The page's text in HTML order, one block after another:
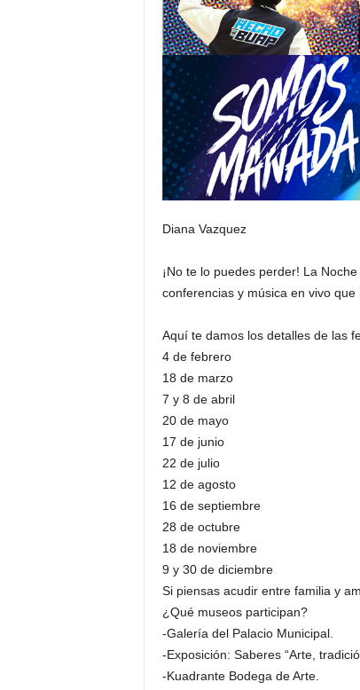
Diana Vazquez
¡No te lo puedes perder! La
conferencias y música en vivo
Aquí te damos los detalles de las
4 de febrero
18 de marzo
7 y 8 de abril
20 de mayo
17 de junio
22 de julio
12 de agosto
16 de septiembre
28 de octubre
18 de noviembre
9 y 30 de diciembre
Si piensas acudir entre familia y
¿Qué museos participan?
-Galería del Palacio Municipal.
-Exposición: Saberes “Arte,
-Kuadrante Bodega de Arte.